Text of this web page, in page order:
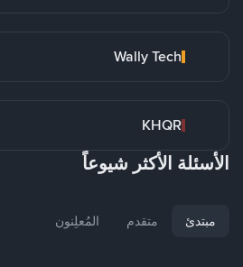
Wally Tech
KHQR
الأسئلة الأكثر شيوعاً
مبتدئ متقدم المُعلِنون